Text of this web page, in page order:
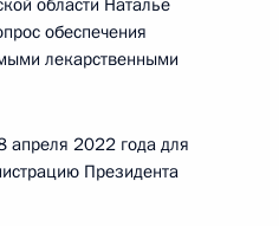
области Наталье
обеспечения
лекарственными
апреля 2022 года для
Президента